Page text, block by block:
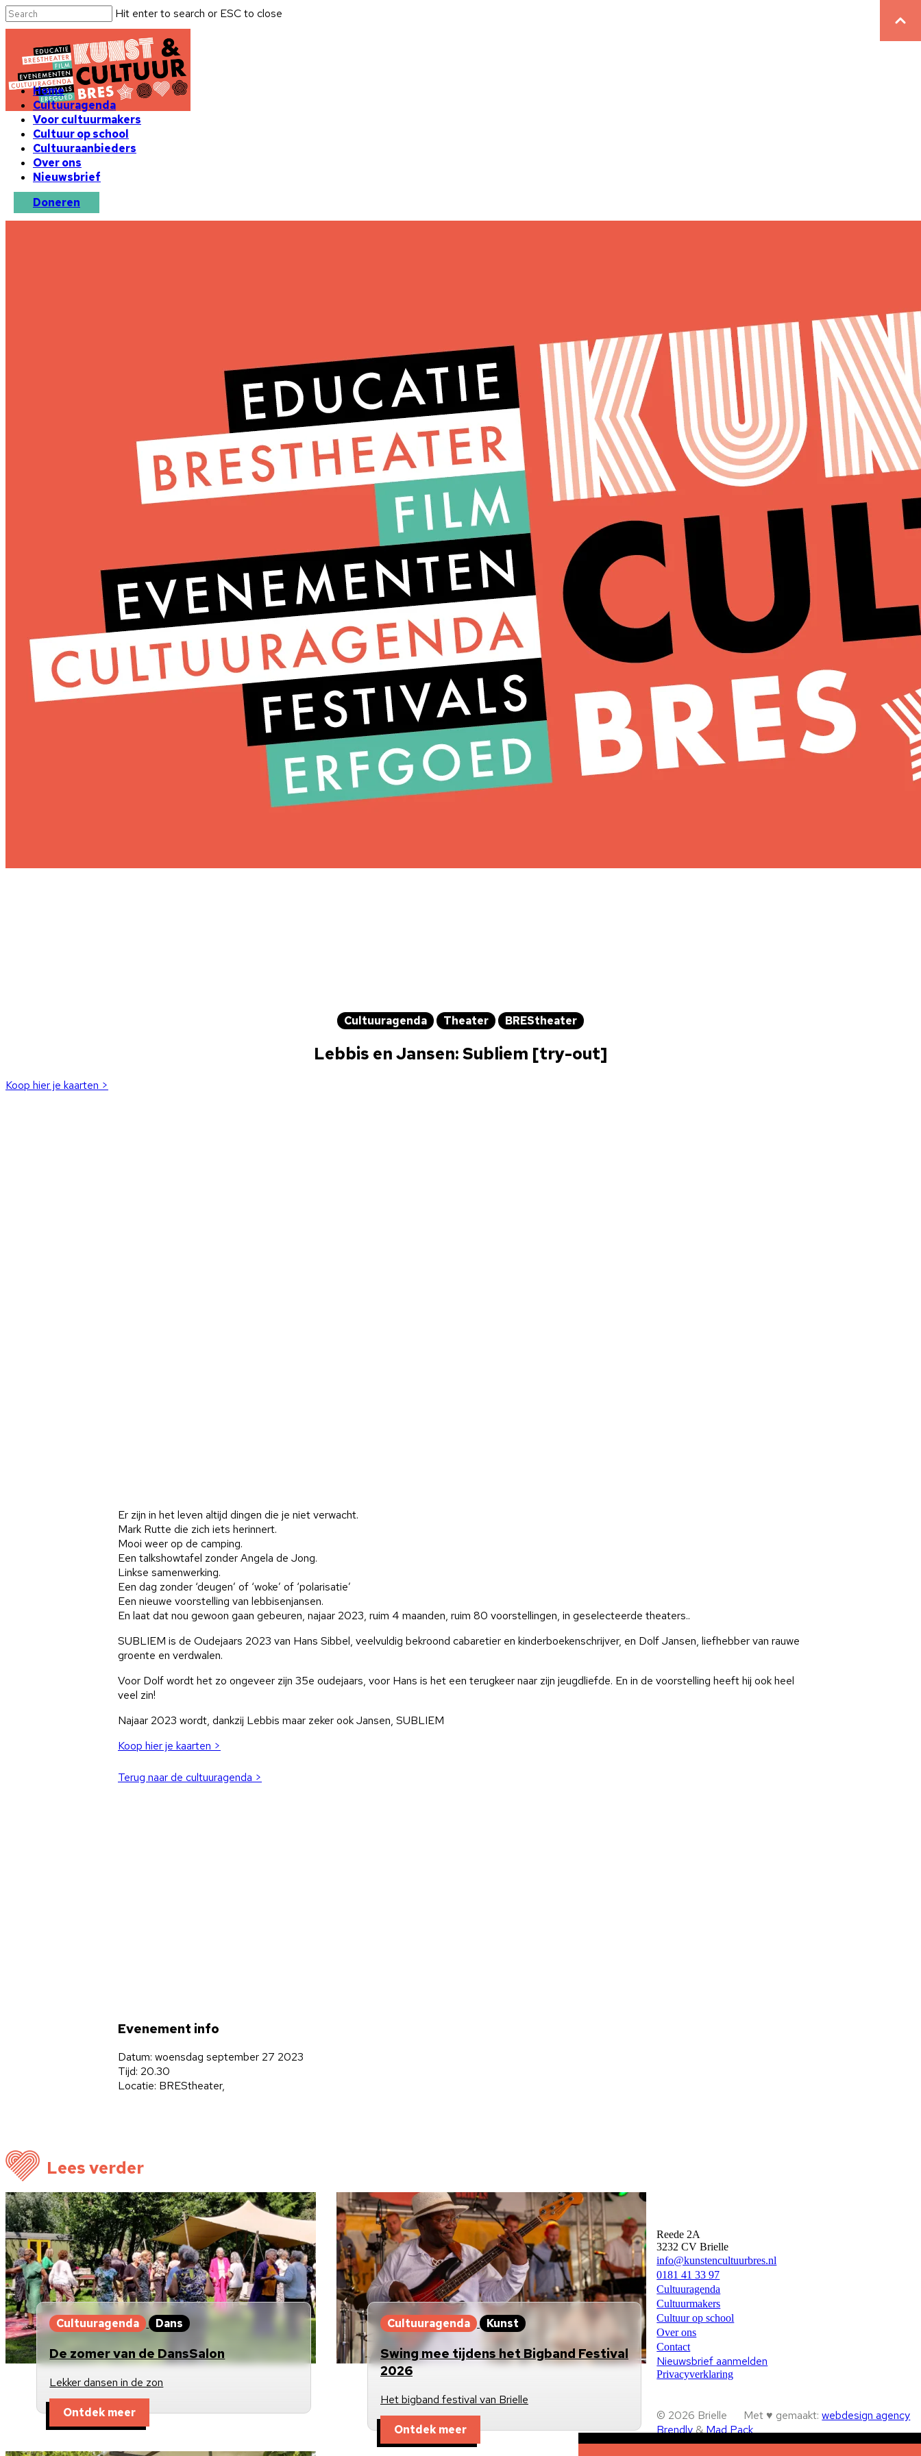
Hit enter to search or ESC to close
Home
Cultuuragenda
Voor cultuurmakers
Cultuur op school
Cultuuraanbieders
Over ons
Nieuwsbrief
Doneren
Cultuuragenda Theater BREStheater
Lebbis en Jansen: Subliem [try-out]
Koop hier je kaarten >
Er zijn in het leven altijd dingen die je niet verwacht.
Mark Rutte die zich iets herinnert.
Mooi weer op de camping.
Een talkshowtafel zonder Angela de Jong.
Linkse samenwerking.
Een dag zonder ‘deugen’ of ‘woke’ of ‘polarisatie’
Een nieuwe voorstelling van lebbisenjansen.
En laat dat nou gewoon gaan gebeuren, najaar 2023, ruim 4 maanden, ruim 80 voorstellingen, in geselecteerde theaters..
SUBLIEM is de Oudejaars 2023 van Hans Sibbel, veelvuldig bekroond cabaretier en kinderboekenschrijver, en Dolf Jansen, liefhebber van rauwe
groente en verdwalen.
Voor Dolf wordt het zo ongeveer zijn 35e oudejaars, voor Hans is het een terugkeer naar zijn jeugdliefde. En in de voorstelling heeft hij ook heel
veel zin!
Najaar 2023 wordt, dankzij Lebbis maar zeker ook Jansen, SUBLIEM
Koop hier je kaarten >
Terug naar de cultuuragenda >
Evenement info
Datum: woensdag september 27 2023
Tijd: 20.30
Locatie: BREStheater,
Lees verder
Cultuuragenda Dans
De zomer van de DansSalon
Lekker dansen in de zon
Ontdek meer
Cultuuragenda Kunst
Swing mee tijdens het Bigband Festival
2026
Het bigband festival van Brielle
Ontdek meer
Reede 2A
3232 CV Brielle
info@kunstencultuurbres.nl
0181 41 33 97
Cultuuragenda
Cultuurmakers
Cultuur op school
Over ons
Contact
Nieuwsbrief aanmelden
Privacyverklaring
© 2026 Brielle Met ♥︎ gemaakt:webdesign agency
Brendly&Mad Pack